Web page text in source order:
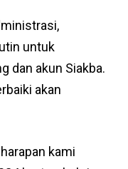
untuk
dan akun Siakba.
akan
kami